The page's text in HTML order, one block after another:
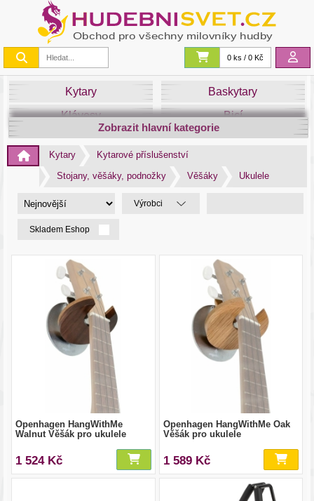
0 ks / 0 Kč
Kytary
Baskytary
Klávesy
Bicí
Smyčce
Dechy
Zobrazit hlavní kategorie
Kytary
Kytarové příslušenství
Stojany, věšáky, podnožky
Věšáky Ukulele
Výrobci
Skladem Eshop
Openhagen HangWithMe
Walnut Věšák pro ukulele
1 524 Kč
Openhagen HangWithMe Oak
Věšák pro ukulele
1 589 Kč